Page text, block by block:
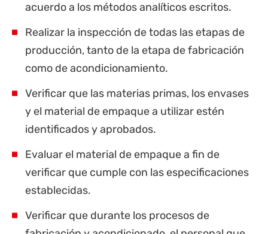
acuerdo a los métodos analíticos escritos.
Realizar la inspección de todas las etapas de
producción, tanto de la etapa de fabricación
como de acondicionamiento.
Verificar que las materias primas, los envases
y el material de empaque a utilizar estén
identificados y aprobados.
Evaluar el material de empaque a fin de
verificar que cumple con las especificaciones
establecidas.
Verificar que durante los procesos de